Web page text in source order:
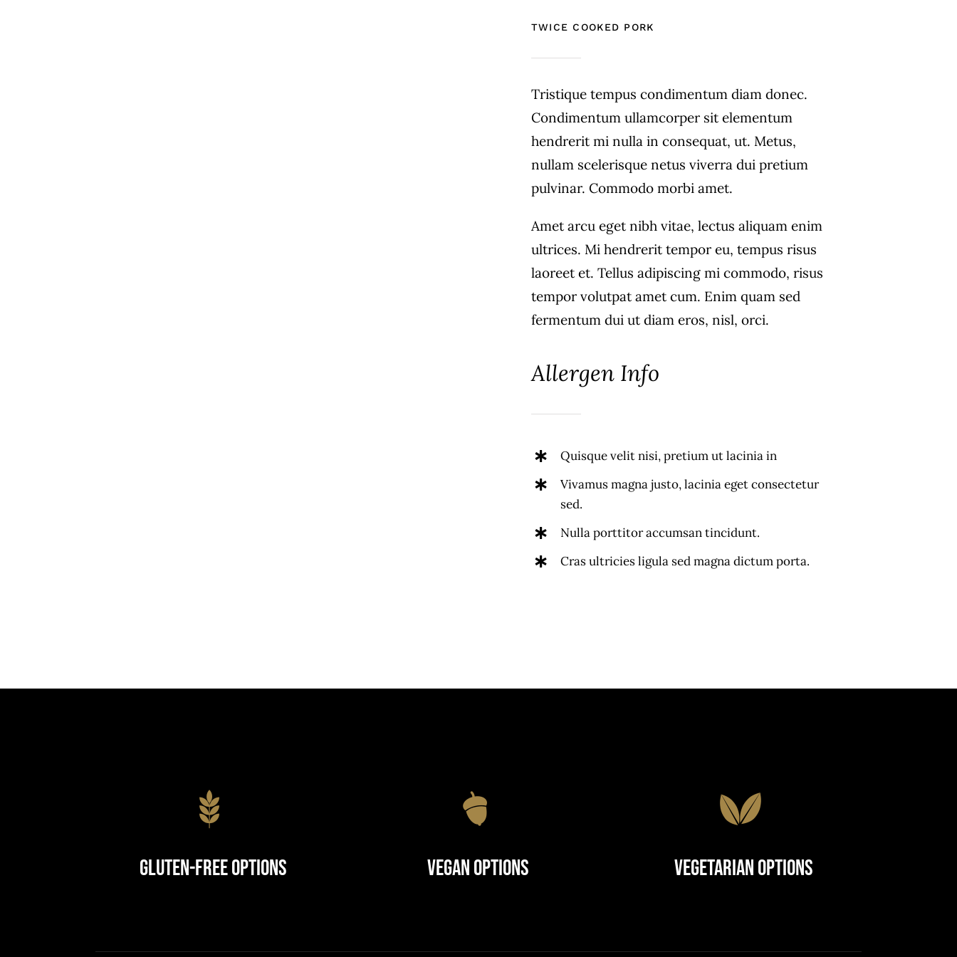
TWICE COOKED PORK
Tristique tempus condimentum diam donec.
Condimentum ullamcorper sit elementum
hendrerit mi nulla in consequat, ut. Metus,
nullam scelerisque netus viverra dui pretium
pulvinar. Commodo morbi amet.
Amet arcu eget nibh vitae, lectus aliquam enim
ultrices. Mi hendrerit tempor eu, tempus risus
laoreet et. Tellus adipiscing mi commodo, risus
tempor volutpat amet cum. Enim quam sed
fermentum dui ut diam eros, nisl, orci.
Allergen Info
Quisque velit nisi, pretium ut lacinia in
Vivamus magna justo, lacinia eget consectetur
sed.
Nulla porttitor accumsan tincidunt.
Cras ultricies ligula sed magna dictum porta.
Gluten-Free Options Vegan Options Vegetarian Options